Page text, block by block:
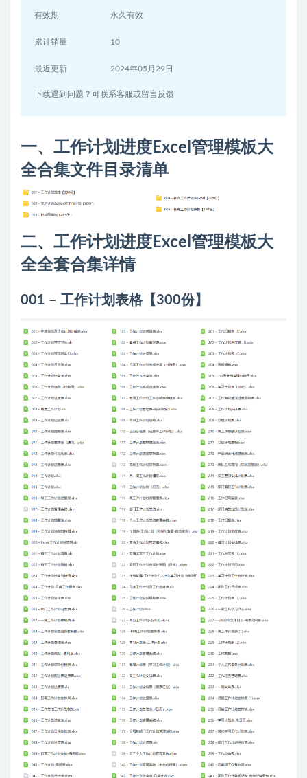
有效期 永久有效
累计销量 10
最近更新 2024年05月29日
下载遇到问题？可联系客服或留言反馈
一、工作计划进度Excel管理模板大
全合集文件目录清单
二、工作计划进度Excel管理模板大
全全套合集详情
001 – 工作计划表格【300份】